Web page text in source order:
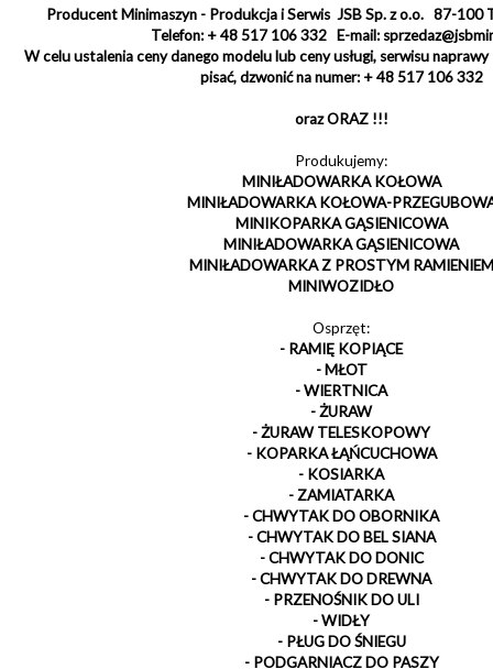
Producent Minimaszyn - Produkcja i Serwis JSB Sp. z o.o. 87-100
Telefon: + 48 517 106 332 E-mail:
W celu ustalenia ceny danego modelu lub ceny usługi, serwisu
pisać, dzwonić na numer: + 48 517 106 332
oraz ORAZ !!!
Produkujemy:
MINIŁADOWARKA KOŁOWA
MINIŁADOWARKA KOŁOWA-
MINIKOPARKA GĄSIENICOWA
MINIŁADOWARKA GĄSIENICOWA
MINIŁADOWARKA Z PROSTYM RAMIENIEM
MINIWOZIDŁO
Osprzęt:
- RAMIĘ KOPIĄCE
- MŁOT
- WIERTNICA
- ŻURAW
- ŻURAW TELESKOPOWY
- KOPARKA ŁĄŃCUCHOWA
- KOSIARKA
- ZAMIATARKA
- CHWYTAK DO OBORNIKA
- CHWYTAK DO BEL SIANA
- CHWYTAK DO DONIC
- CHWYTAK DO DREWNA
- PRZENOŚNIK DO ULI
- WIDŁY
- PŁUG DO ŚNIEGU
- PODGARNIACZ DO PASZY